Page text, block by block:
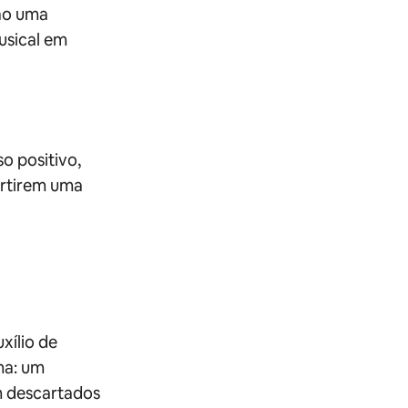
uma
em
positivo,
uma
de
um
descartados